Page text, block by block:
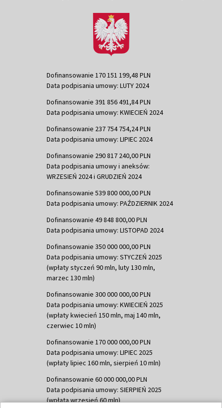
Dofinansowanie 170 151 199,48 PLN
Data podpisania umowy: LUTY 2024
Dofinansowanie 391 856 491,84 PLN
Data podpisania umowy: KWIECIEŃ 2024
Dofinansowanie 237 754 754,24 PLN
Data podpisania umowy: LIPIEC 2024
Dofinansowanie 290 817 240,00 PLN
Data podpisania umowy i aneksów:
WRZESIEŃ 2024 i GRUDZIEŃ 2024
Dofinansowanie 539 800 000,00 PLN
Data podpisania umowy: PAŹDZIERNIK 2024
Dofinansowanie 49 848 800,00 PLN
Data podpisania umowy: LISTOPAD 2024
Dofinansowanie 350 000 000,00 PLN
Data podpisania umowy: STYCZEŃ 2025
(wpłaty styczeń 90 mln, luty 130 mln,
marzec 130 mln)
Dofinansowanie 300 000 000,00 PLN
Data podpisania umowy: KWIECIEŃ 2025
(wpłaty kwiecień 150 mln, maj 140 mln,
czerwiec 10 mln)
Dofinansowanie 170 000 000,00 PLN
Data podpisania umowy: LIPIEC 2025
(wpłaty lipiec 160 mln, sierpień 10 mln)
Dofinansowanie 60 000 000,00 PLN
Data podpisania umowy: SIERPIEŃ 2025
(wpłata wrzesień 60 mln)